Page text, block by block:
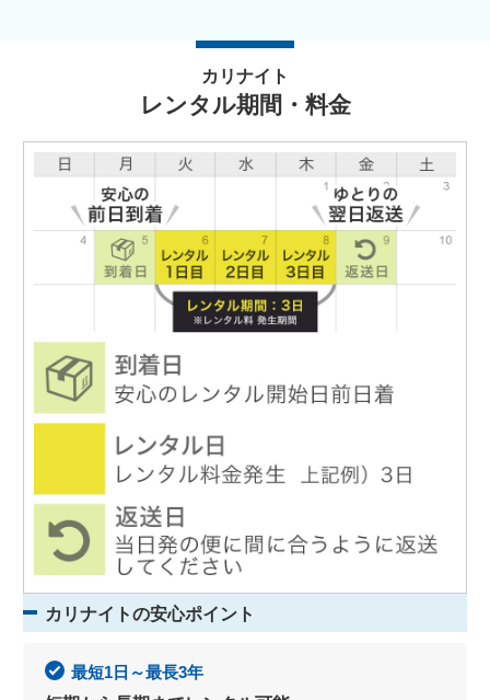
カリナイト
レンタル期間・料金
カリナイトの安心ポイント
最短1日～最長3年